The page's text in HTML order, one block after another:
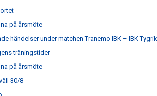
på årsmöte
händelser under matchen Tranemo IBK – IBK
träningstider
på årsmöte
30/8